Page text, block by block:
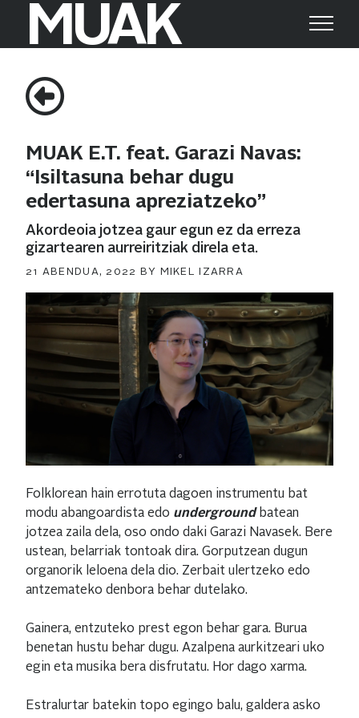
MUAK
for:
MUAK E.T. feat. Garazi Navas:
“Isiltasuna behar dugu
edertasuna apreziatzeko”
Akordeoia jotzea gaur egun ez da erreza
gizartearen aurreiritziak direla eta.
POSTED
21 ABENDUA, 2022 BY MIKEL IZARRA
Folklorean hain errotuta dagoen instrumentu bat
modu abangoardista edo undergroundbatean
jotzea zaila dela, oso ondo daki Garazi Navasek. Bere
ustean, belarriak tontoak dira. Gorputzean dugun
organorik leloena dela dio. Zerbait ulertzeko edo
antzemateko denbora behar dutelako.
Gainera, entzuteko prest egon behar gara. Burua
benetan hustu behar dugu. Azalpena aurkitzeari uko
egin eta musika bera disfrutatu. Hor dago xarma.
Estralurtar batekin topo egingo balu, galdera asko